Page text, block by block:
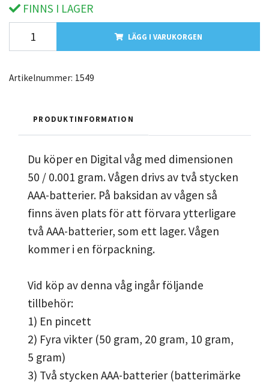
FINNS I LAGER
LÄGG I VARUKORGEN
Artikelnummer: 1549
PRODUKTINFORMATION
Du köper en Digital våg med dimensionen
50 / 0.001 gram. Vågen drivs av två stycken
AAA-batterier. På baksidan av vågen så
finns även plats för att förvara ytterligare
två AAA-batterier, som ett lager. Vågen
kommer i en förpackning.
Vid köp av denna våg ingår följande
tillbehör:
1) En pincett
2) Fyra vikter (50 gram, 20 gram, 10 gram,
5 gram)
3) Två stycken AAA-batterier (batterimärke